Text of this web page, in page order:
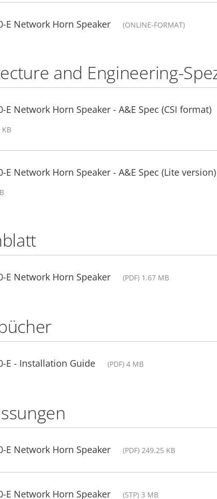
E Network Horn Speaker (ONLINE-FORMAT)
and Engineering-
E Network Horn Speaker - A&E Spec (CSI format)
KB
E Network Horn Speaker - A&E Spec (Lite version)
E Network Horn Speaker (PDF) 1.67 MB
E - Installation Guide (PDF) 4 MB
E Network Horn Speaker (PDF) 249.25 KB
E Network Horn Speaker (STP) 3 MB